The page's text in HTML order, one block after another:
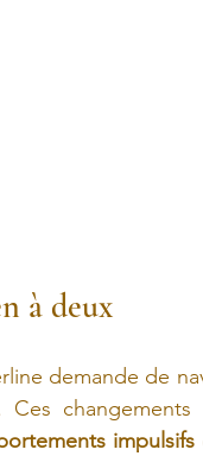
à deux
demande de
Ces
impulsifs